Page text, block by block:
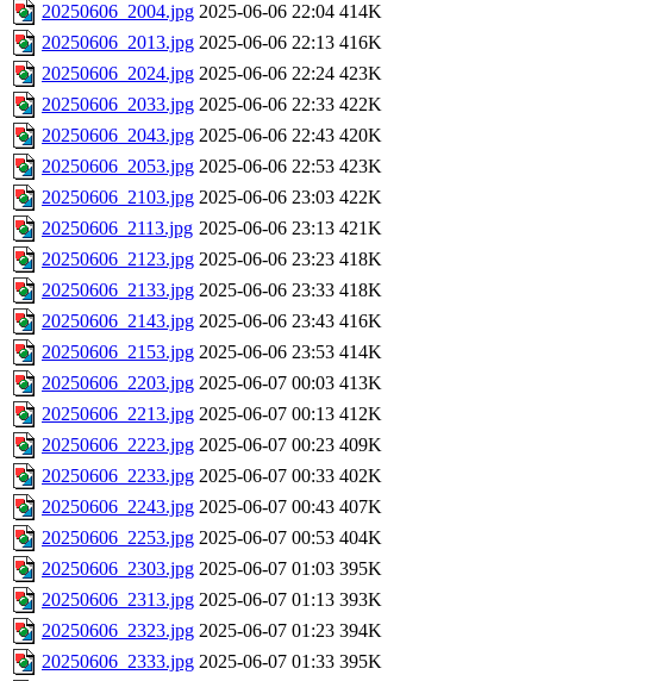
20250606_2004.jpg 2025-06-06 22:04 414K
20250606_2013.jpg 2025-06-06 22:13 416K
20250606_2024.jpg 2025-06-06 22:24 423K
20250606_2033.jpg 2025-06-06 22:33 422K
20250606_2043.jpg 2025-06-06 22:43 420K
20250606_2053.jpg 2025-06-06 22:53 423K
20250606_2103.jpg 2025-06-06 23:03 422K
20250606_2113.jpg 2025-06-06 23:13 421K
20250606_2123.jpg 2025-06-06 23:23 418K
20250606_2133.jpg 2025-06-06 23:33 418K
20250606_2143.jpg 2025-06-06 23:43 416K
20250606_2153.jpg 2025-06-06 23:53 414K
20250606_2203.jpg 2025-06-07 00:03 413K
20250606_2213.jpg 2025-06-07 00:13 412K
20250606_2223.jpg 2025-06-07 00:23 409K
20250606_2233.jpg 2025-06-07 00:33 402K
20250606_2243.jpg 2025-06-07 00:43 407K
20250606_2253.jpg 2025-06-07 00:53 404K
20250606_2303.jpg 2025-06-07 01:03 395K
20250606_2313.jpg 2025-06-07 01:13 393K
20250606_2323.jpg 2025-06-07 01:23 394K
20250606_2333.jpg 2025-06-07 01:33 395K